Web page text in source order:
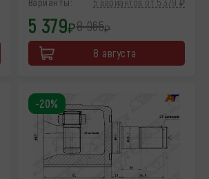
Варианты:
5 вариантов от 5 379 ₽
5 379₽8 965₽
8 августа
-20%